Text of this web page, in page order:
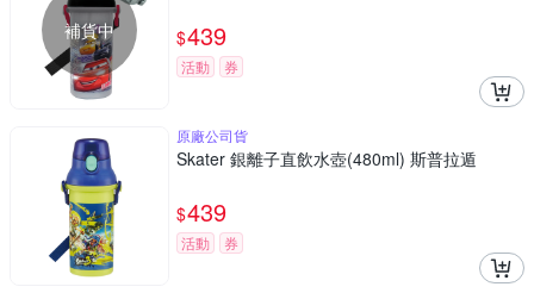
補貨中 $439
活動 券
原廠公司貨
Skater 銀離子直飲水壺(480ml) 斯普拉遁
$439
活動 券